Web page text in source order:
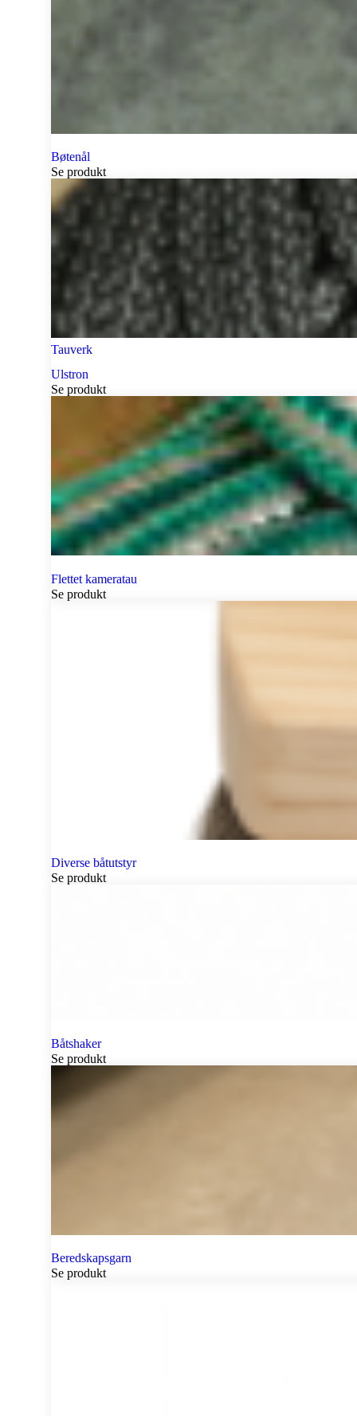
Bøtenål
Se produkt
Tauverk
Ulstron
Se produkt
Flettet kameratau
Se produkt
Diverse båtutstyr
Se produkt
Båtshaker
Se produkt
Beredskapsgarn
Se produkt